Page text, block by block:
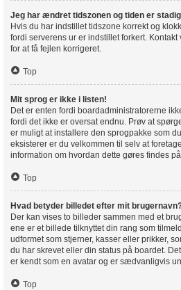
Jeg har ændret tidszonen og tiden er
Hvis du har indstillet tidszone korrekt og
fordi serverens ur er indstillet forkert.
for at få fejlen korrigeret.
Top
Mit sprog er ikke i listen!
Det er enten fordi boardadministratorerne
fordi det ikke er oversat endnu. Prøv at
er muligt at installere den sprogpakke som
eksisterer er du velkommen til selv at
information om hvordan dette gøres findes på
Top
Hvad betyder billedet efter mit
Der kan vises to billeder sammen med et
ene er et billede tilknyttet din rang som
udformet som stjerner, kasser eller prikker,
du har skrevet eller din status på boardet.
er kendt som en avatar og er sædvanligvis
Top